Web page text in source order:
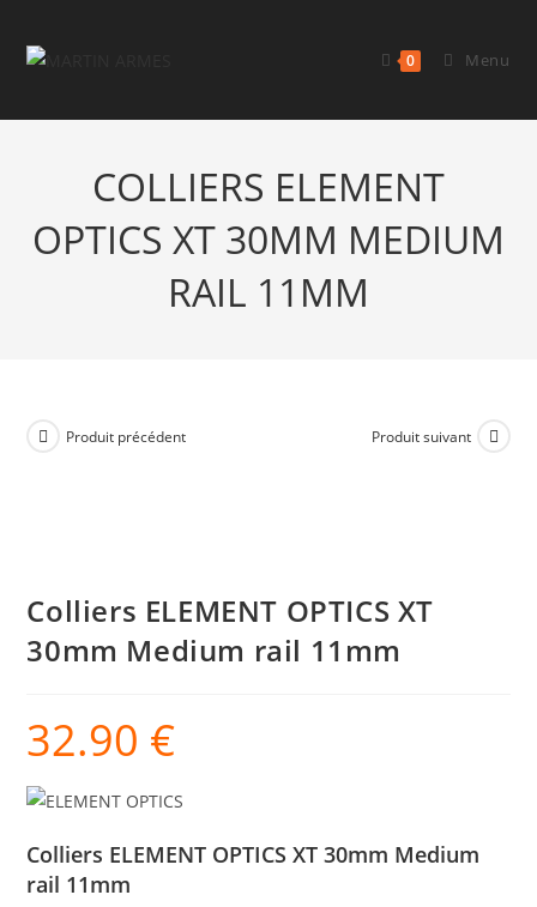
0 Menu
COLLIERS ELEMENT
OPTICS XT 30MM MEDIUM
RAIL 11MM
Produit précédent Produit suivant
Colliers ELEMENT OPTICS XT
30mm Medium rail 11mm
32.90 €
Colliers ELEMENT OPTICS XT 30mm Medium
rail 11mm